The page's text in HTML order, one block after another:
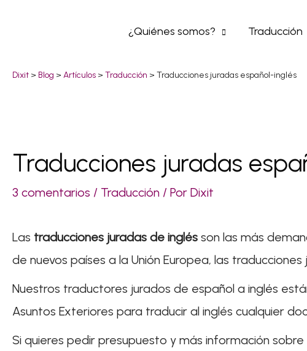
¿Quiénes somos? Traducción
Dixit > Blog > Artículos > Traducción > Traducciones juradas español-inglés
Traducciones juradas
3 comentarios / Traducción / Por Dixit
Las traducciones juradas de inglés son las más
de nuevos países a la Unión Europea, las
Nuestros traductores jurados de español a inglés
Asuntos Exteriores para traducir al inglés cualquier
Si quieres pedir presupuesto y más información sobre
Navegación